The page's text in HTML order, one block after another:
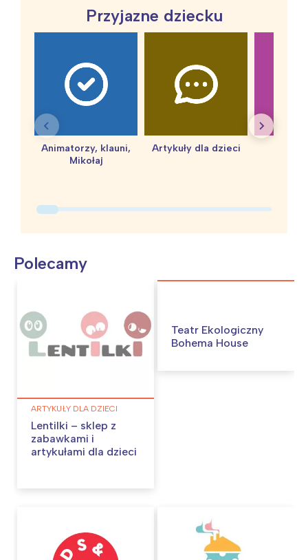
Przyjazne dziecku
Animatorzy, klauni,
Mikołaj
Artykuły dla dzieci
Polecamy
ARTYKUŁY DLA DZIECI
Lentilki – sklep z
zabawkami i
artykułami dla dzieci
Teatr Ekologiczny
Bohema House